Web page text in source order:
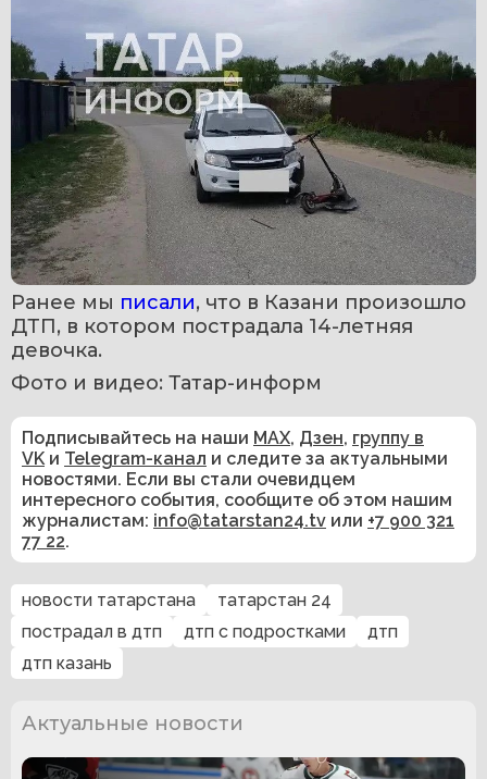
Ранее мы писали, что в Казани произошло
ДТП, в котором пострадала 14-летняя
девочка.
Фото и видео: Татар-информ
Подписывайтесь на наши MAX, Дзен, группу в
VK и Telegram-канал и следите за актуальными
новостями. Если вы стали очевидцем
интересного события, сообщите об этом нашим
журналистам: info@tatarstan24.tv или +7 900 321
77 22.
новости татарстана
татарстан 24
пострадал в дтп
дтп с подростками
дтп
дтп казань
Актуальные новости